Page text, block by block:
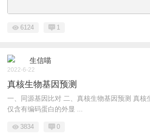
6124 1
生信喵
2022-6-22
真核生物基因预测
一、同源基因比对 二、真核生物基因预测 真核
仅含有编码蛋白的外显 ...
3834 0